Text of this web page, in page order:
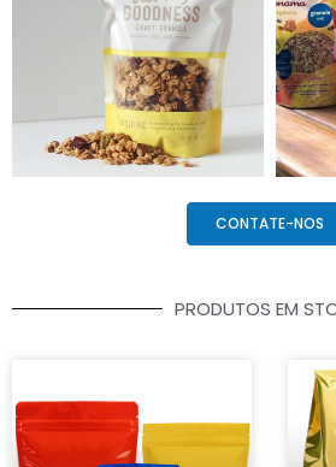
CONTATE-NOS
PRODUTOS EM